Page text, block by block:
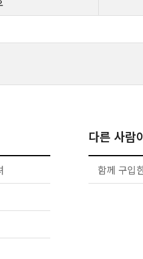
다른 사람
함께 구입